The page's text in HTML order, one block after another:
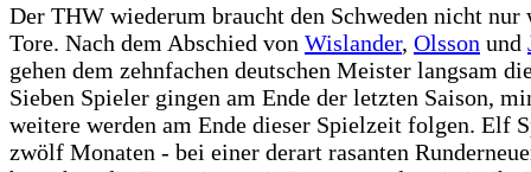
Der THW wiederum braucht den Schweden nicht nur
Tore. Nach dem Abschied von Wislander, Olsson und
gehen dem zehnfachen deutschen Meister langsam
Sieben Spieler gingen am Ende der letzten Saison,
weitere werden am Ende dieser Spielzeit folgen. Elf
zwölf Monaten - bei einer derart rasanten